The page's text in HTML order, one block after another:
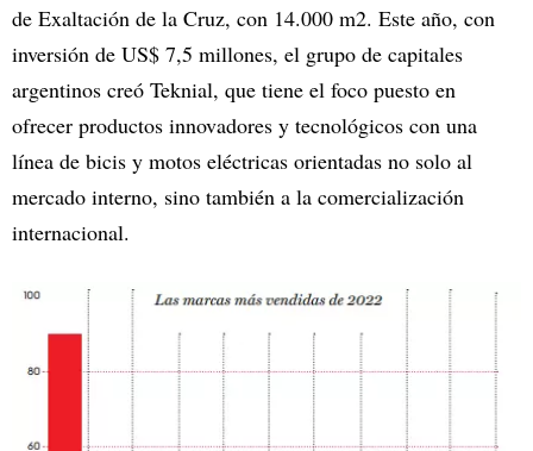
de Exaltación de la Cruz, con 14.000 m2. Este año, con
inversión de US$ 7,5 millones, el grupo de capitales
argentinos creó Teknial, que tiene el foco puesto en
ofrecer productos innovadores y tecnológicos con una
línea de bicis y motos eléctricas orientadas no solo al
mercado interno, sino también a la comercialización
internacional.